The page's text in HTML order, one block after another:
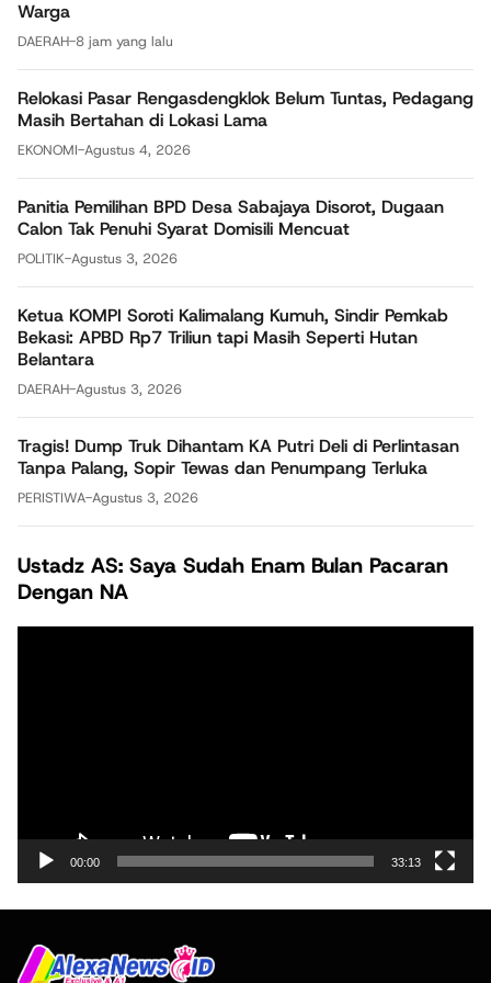
Warga
DAERAH-8 jam yang lalu
Relokasi Pasar Rengasdengklok Belum Tuntas, Pedagang
Masih Bertahan di Lokasi Lama
EKONOMI-Agustus 4, 2026
Panitia Pemilihan BPD Desa Sabajaya Disorot, Dugaan
Calon Tak Penuhi Syarat Domisili Mencuat
POLITIK-Agustus 3, 2026
Ketua KOMPI Soroti Kalimalang Kumuh, Sindir Pemkab
Bekasi: APBD Rp7 Triliun tapi Masih Seperti Hutan
Belantara
DAERAH-Agustus 3, 2026
Tragis! Dump Truk Dihantam KA Putri Deli di Perlintasan
Tanpa Palang, Sopir Tewas dan Penumpang Terluka
PERISTIWA-Agustus 3, 2026
Ustadz AS: Saya Sudah Enam Bulan Pacaran
Dengan NA
00:00 33:13